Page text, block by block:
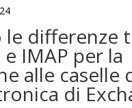
le differenze
e IMAP per la
alle caselle
di